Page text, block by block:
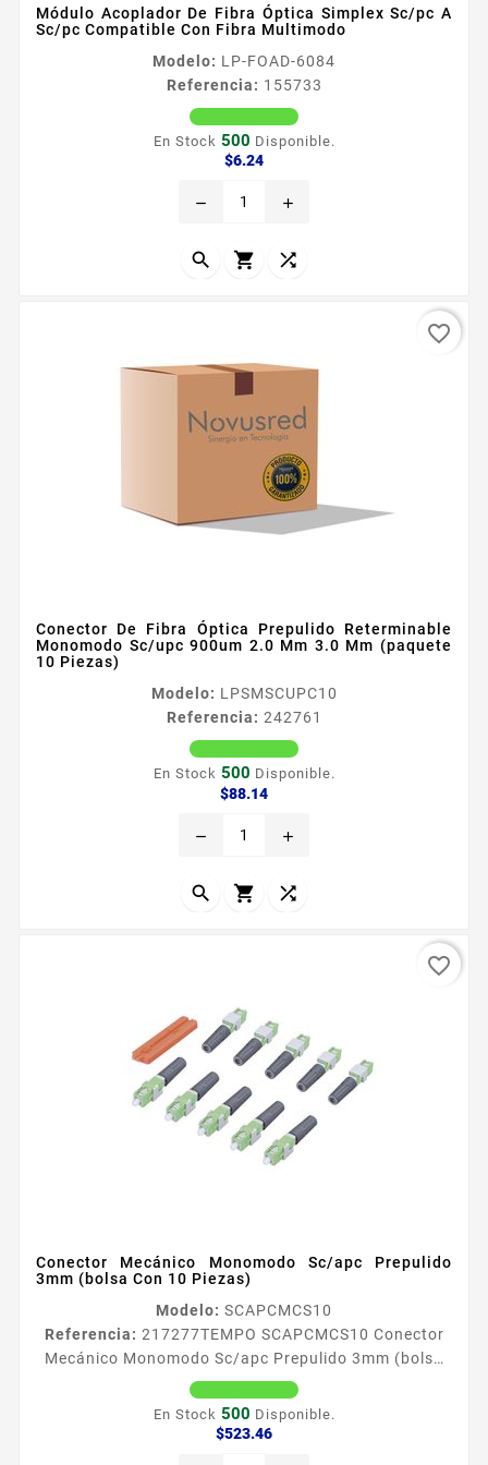
Módulo Acoplador De Fibra Óptica Simplex Sc/pc A
Sc/pc Compatible Con Fibra Multimodo
Modelo: LP-FOAD-6084
Referencia: 155733
En Stock 500 Disponible.
$6.24Precio
remove add
  
Conector De Fibra Óptica Prepulido Reterminable
Monomodo Sc/upc 900um 2.0 Mm 3.0 Mm (paquete
10 Piezas)
Modelo: LPSMSCUPC10
Referencia: 242761
En Stock 500 Disponible.
$88.14Precio
remove add
  
favorite_border
Conector Mecánico Monomodo Sc/apc Prepulido
3mm (bolsa Con 10 Piezas)
Modelo: SCAPCMCS10
Referencia: 217277TEMPO SCAPCMCS10 Conector
Mecánico Monomodo Sc/apc Prepulido 3mm (bolsa
Con 10 Piezas) El conector mecánico SCAPC de 3 mm
está diseñado para una terminación de campo rápida
y sencilla de cables de fibra óptica monomodo con
En Stock 500 Disponible.
$523.46Precio
favorite_border